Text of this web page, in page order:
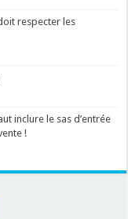
respecter les
inclure le sas d’entrée
!